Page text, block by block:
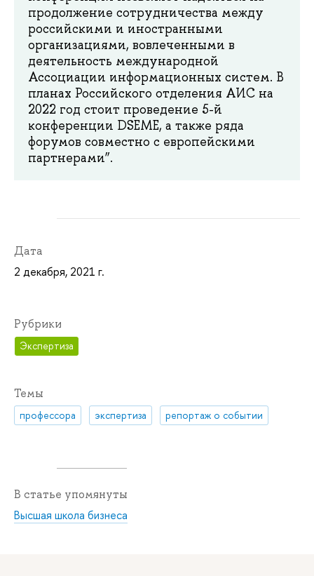
продолжение сотрудничества между
российскими и иностранными
организациями, вовлеченными в
деятельность международной
Ассоциации информационных систем. В
планах Российского отделения АИС на
2022 год стоит проведение 5-й
конференции DSEME, а также ряда
форумов совместно с европейскими
партнерами”.
Дата
2 декабря, 2021 г.
Рубрики
Экспертиза
Темы
профессора экспертиза репортаж о событии
В статье упомянуты
Высшая школа бизнеса